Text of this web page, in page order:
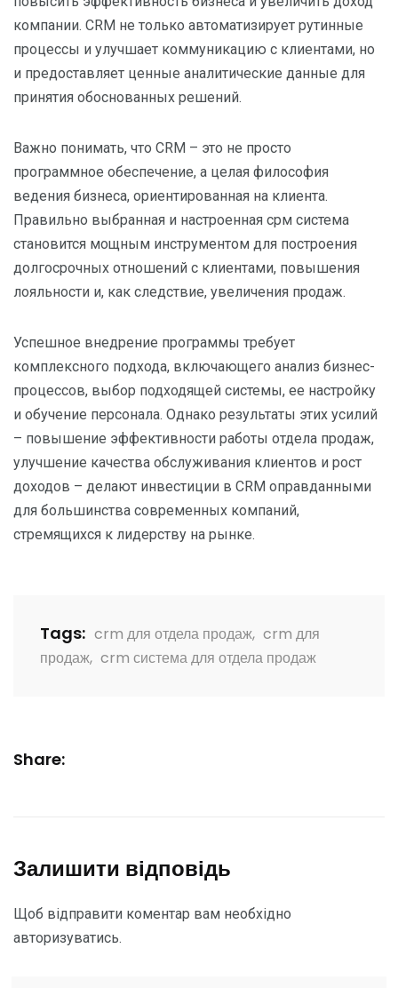
компании. CRM не только автоматизирует рутинные
процессы и улучшает коммуникацию с клиентами, но
и предоставляет ценные аналитические данные для
принятия обоснованных решений.
Важно понимать, что CRM – это не просто
программное обеспечение, а целая философия
ведения бизнеса, ориентированная на клиента.
Правильно выбранная и настроенная срм система
становится мощным инструментом для построения
долгосрочных отношений с клиентами, повышения
лояльности и, как следствие, увеличения продаж.
Успешное внедрение программы требует
комплексного подхода, включающего анализ бизнес-
процессов, выбор подходящей системы, ее настройку
и обучение персонала. Однако результаты этих усилий
– повышение эффективности работы отдела продаж,
улучшение качества обслуживания клиентов и рост
доходов – делают инвестиции в CRM оправданными
для большинства современных компаний,
стремящихся к лидерству на рынке.
Tags: crm для отдела продаж, crm для
продаж, crm система для отдела продаж
Share:
Залишити відповідь
Щоб відправити коментар вам необхідно
авторизуватись.